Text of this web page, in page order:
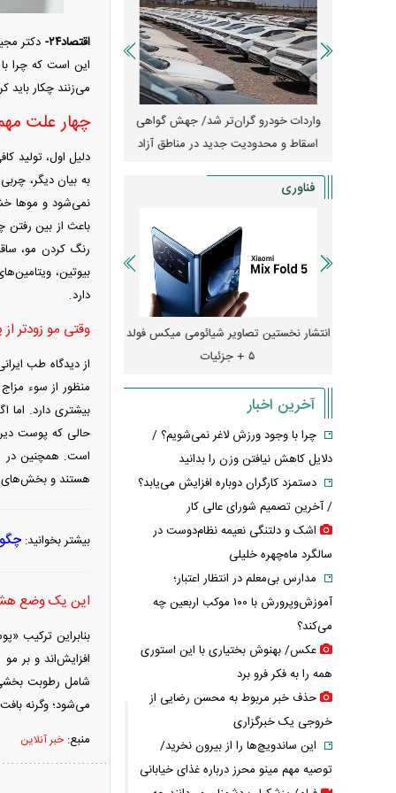
اقتصاد۲۴-
دکتر
این است که چرا
می‌زنند چکار باید
چهار علت
دلیل اول، تولید
به بیان دیگر،
نمی‌شود و مو‌ها
باعث از بین رفتن
دارد.
وقتی مو زودتر
از دیدگاه طب
منظور از سوء
بیشتری دارد.
حالی که پوست
است. همچنین در
هستند و بخش‌های
بیشتر بخوانید:
این یک وضع
بنابراین ترکیب
افزایش‌اند و بر
شامل رطوبت
می‌شود؛ وگرنه
منبع: خبر آنلاین
واردات خودرو گران‌تر شد/ جهش گواهی
اسقاط و محدودیت جدید در مناطق آزاد
امتیاز
فناوری
انتشار نخستین تصاویر شیائومی میکس فولد
۵ + جزئیات
چگونه جنگ
ترامپ در خلیج
آخرین اخبار
چرا با وجود ورزش لاغر نمی‌شویم؟ /
دلایل کاهش نیافتن وزن را بدانید
دستمزد کارگران دوباره افزایش می‌یابد؟
/ آخرین تصمیم شورای عالی کار
اشک و دلتنگی نعیمه نظام‌دوست در
سالگرد ماه‌چهره خلیلی
مدارس بی‌معلم در انتظار اعتبار؛
آموزش‌وپرورش با ۱۰۰ موکب اربعین چه
می‌کند؟
عکس/ بهنوش بختیاری با این استوری
همه را به فکر فرو برد
حذف خبر مربوط به محسن رضایی از
خروجی یک خبرگزاری
این ساندویچ‌ها را از بیرون نخرید/
توصیه مهم مینو محرز درباره غذای خیابانی